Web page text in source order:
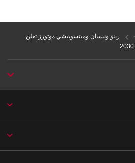
رينو ونيسان وميتسوبيشي موتورز تعلن